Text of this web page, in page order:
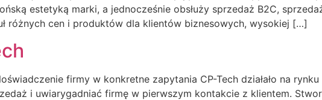
estetyką marki, a jednocześnie obsłuży sprzedaż B2C,
różnych cen i produktów dla klientów biznesowych, wysokiej […]
firmy w konkretne zapytania CP-Tech działało na
i uwiarygadniać firmę w pierwszym kontakcie z klientem.